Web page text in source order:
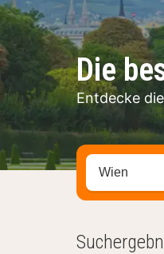
Die
Entdecke
Stadt,